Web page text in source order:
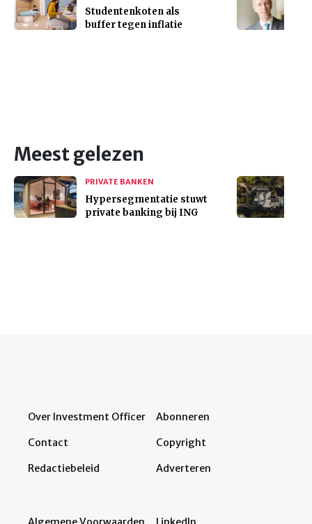
Studentenkoten als
buffer tegen inflatie
Meest gelezen
PRIVATE BANKEN
Hypersegmentatie stuwt
private banking bij ING
Over Investment Officer
Contact
Redactiebeleid
Abonneren
Copyright
Adverteren